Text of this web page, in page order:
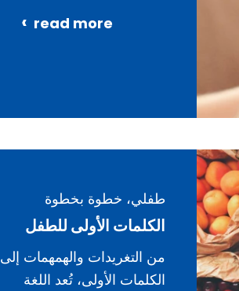
read more
طفلي، خطوة بخطوة
الكلمات الأولى للطفل
من التغريدات والهمهمات إلى
الكلمات الأولى، تُعد اللغة